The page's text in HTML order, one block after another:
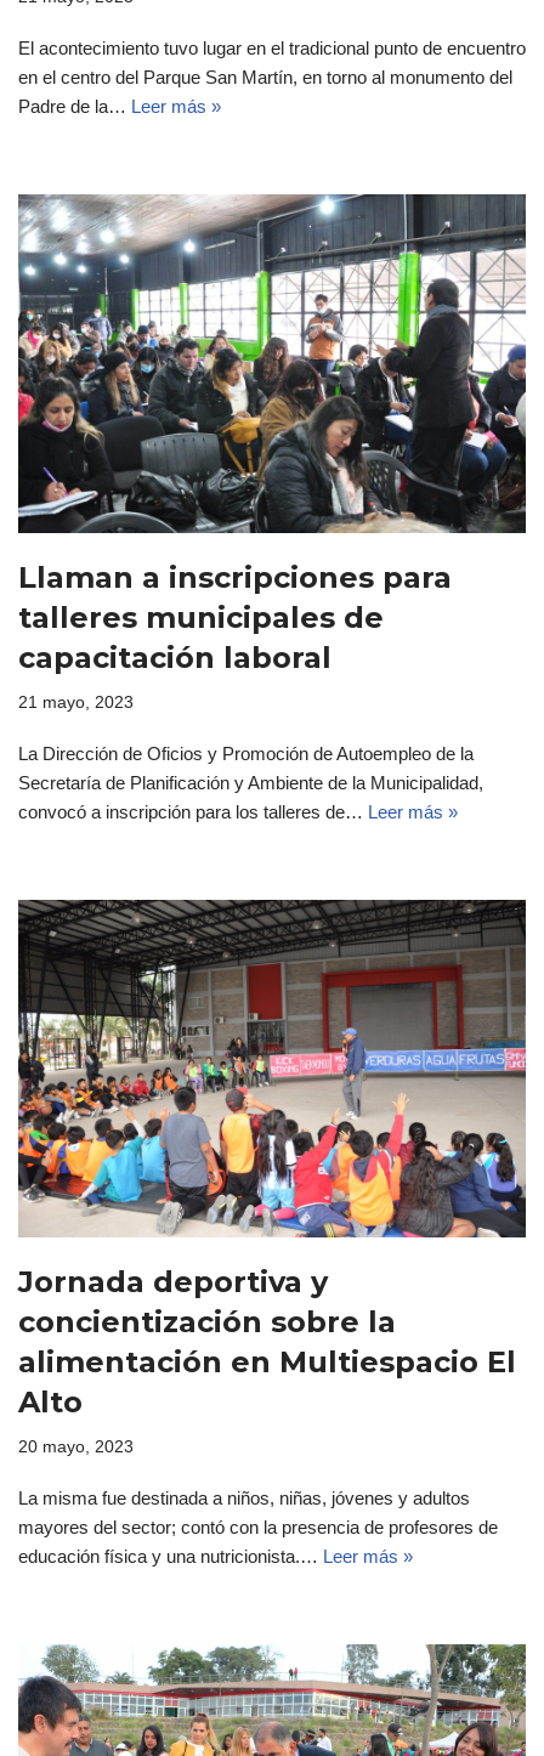
El acontecimiento tuvo lugar en el tradicional punto de encuentro
en el centro del Parque San Martín, en torno al monumento del
Padre de la… Leer más »
Llaman a inscripciones para
talleres municipales de
capacitación laboral
21 mayo, 2023
La Dirección de Oficios y Promoción de Autoempleo de la
Secretaría de Planificación y Ambiente de la Municipalidad,
convocó a inscripción para los talleres de… Leer más »
Jornada deportiva y
concientización sobre la
alimentación en Multiespacio El
Alto
20 mayo, 2023
La misma fue destinada a niños, niñas, jóvenes y adultos
mayores del sector; contó con la presencia de profesores de
educación física y una nutricionista.… Leer más »